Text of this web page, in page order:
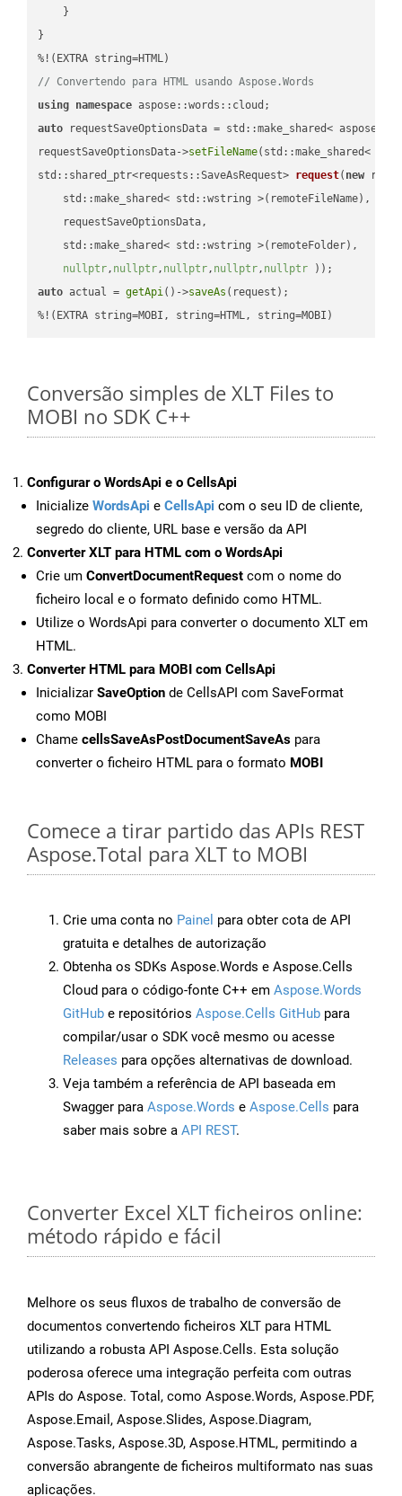
    }
}
// Convertendo para HTML usando Aspose.Words
using namespace
auto requestSaveOptionsData = std::make_shared<
requestSaveOptionsData->setFileName(std::make_shared<
std::shared_ptr<requests::SaveAsRequest> request( new
    std::make_shared< std::wstring >(remoteFileName),
    requestSaveOptionsData,
    std::make_shared< std::wstring >(remoteFolder),
nullptr, nullptr, nullptr, nullptr, nullptr ))
auto actual = getApi()->saveAs (request);
%!(EXTRA string=MOBI, string=HTML, string=MOBI)
Conversão simples de XLT Files to
MOBI no SDK C++
Configurar o WordsApi e o CellsApi
Inicialize WordsApi e CellsApi com o seu ID de cliente,
segredo do cliente, URL base e versão da API
Converter XLT para HTML com o WordsApi
Crie um ConvertDocumentRequest com o nome do
ficheiro local e o formato definido como HTML.
Utilize o WordsApi para converter o documento XLT em
HTML.
Converter HTML para MOBI com CellsApi
Inicializar SaveOption de CellsAPI com SaveFormat
como MOBI
Chame cellsSaveAsPostDocumentSaveAs para
converter o ficheiro HTML para o formato MOBI
Comece a tirar partido das APIs REST
Aspose.Total para XLT to MOBI
Crie uma conta no Painel para obter cota de API
gratuita e detalhes de autorização
Obtenha os SDKs Aspose.Words e Aspose.Cells
Cloud para o código-fonte C++ em Aspose.Words
GitHub e repositórios Aspose.Cells GitHub para
compilar/usar o SDK você mesmo ou acesse
Releases para opções alternativas de download.
Veja também a referência de API baseada em
Swagger para Aspose.Words e Aspose.Cells para
saber mais sobre a API REST.
Converter Excel XLT ficheiros online:
método rápido e fácil
Melhore os seus fluxos de trabalho de conversão de
documentos convertendo ficheiros XLT para HTML
utilizando a robusta API Aspose.Cells. Esta solução
poderosa oferece uma integração perfeita com outras
APIs do Aspose. Total, como Aspose.Words, Aspose.PDF,
Aspose.Email, Aspose.Slides, Aspose.Diagram,
Aspose.Tasks, Aspose.3D, Aspose.HTML, permitindo a
conversão abrangente de ficheiros multiformato nas suas
aplicações.